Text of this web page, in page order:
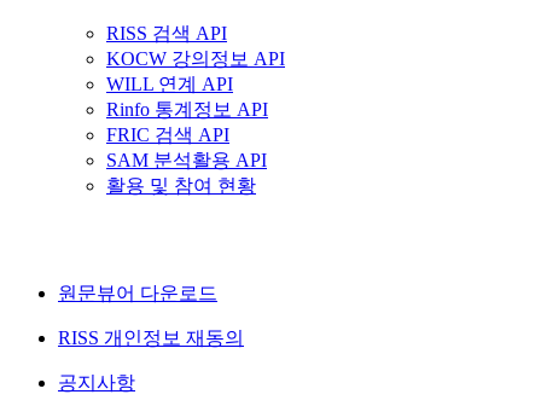
RISS 검색 API
KOCW 강의정보 API
WILL 연계 API
Rinfo 통계정보 API
FRIC 검색 API
SAM 분석활용 API
활용 및 참여 현황
원문뷰어 다운로드
RISS 개인정보 재동의
공지사항